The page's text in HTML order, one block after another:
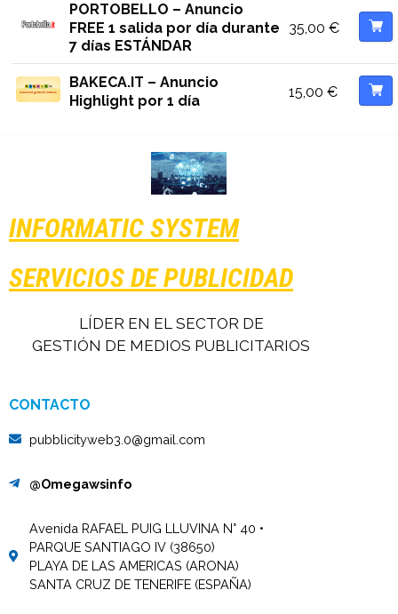
PORTOBELLO – Anuncio
FREE 1 salida por día durante
7 días ESTÁNDAR
35,00 €
BAKECA.IT – Anuncio
Highlight por 1 día
15,00 €
INFORMATIC SYSTEM
SERVICIOS DE PUBLICIDAD
LÍDER EN EL SECTOR DE
GESTIÓN DE MEDIOS PUBLICITARIOS
CONTACTO
pubblicityweb3.0@gmail.com
@Omegawsinfo
Avenida RAFAEL PUIG LLUVINA N° 40 •
PARQUE SANTIAGO IV (38650)
PLAYA DE LAS AMERICAS (ARONA)
SANTA CRUZ DE TENERIFE (ESPAÑA)